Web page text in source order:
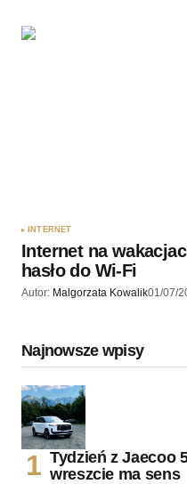
INTERNET
Internet na
hasło do Wi-Fi
Autor: Malgorzata Kowalik01/07/
Najnowsze wpisy
Tydzień z Jaecoo
wreszcie ma sens